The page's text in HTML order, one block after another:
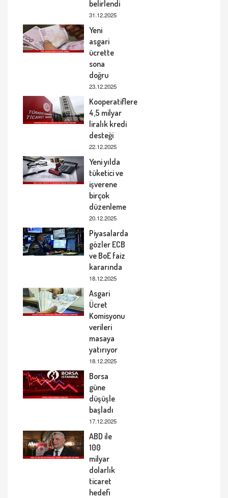
belirlendi
31.12.2025
Yeni
asgari
ücrette
sona
doğru
23.12.2025
Kooperatiflere
4,5 milyar
liralık kredi
desteği
22.12.2025
Yeni yılda
tüketici ve
işverene
birçok
düzenleme
20.12.2025
Piyasalarda
gözler ECB
ve BoE faiz
kararında
18.12.2025
Asgari
Ücret
Komisyonu
verileri
masaya
yatırıyor
18.12.2025
Borsa
güne
düşüşle
başladı
17.12.2025
ABD ile
100
milyar
dolarlık
ticaret
hedefi